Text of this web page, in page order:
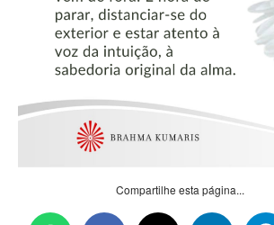
Compartilhe esta página...